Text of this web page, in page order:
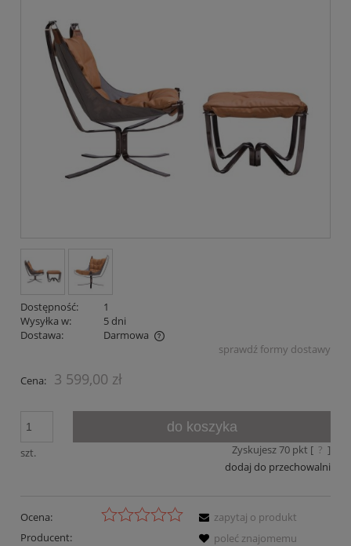
Dostępność:
1
Wysyłka w:
5 dni
Dostawa:
Darmowa
Cena nie zawiera ewentualnych kosztów płatnościsprawdź formy dostawy
Cena: 3 599,00 zł
szt.
do koszyka
Zyskujesz70pkt [ ? ]
dodaj do przechowalni
Ocena:
Producent:
zapytaj o produkt
poleć znajomemu